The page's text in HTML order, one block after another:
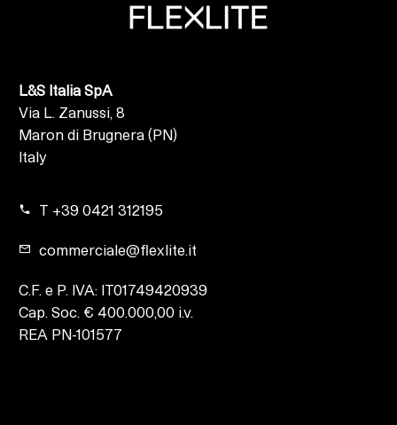
L&S Italia SpA
Via L. Zanussi, 8
Maron di Brugnera (PN)
Italy
T +39 0421 312195
commerciale@flexlite.it
C.F. e P. IVA: IT01749420939
Cap. Soc. € 400.000,00 i.v.
REA PN-101577